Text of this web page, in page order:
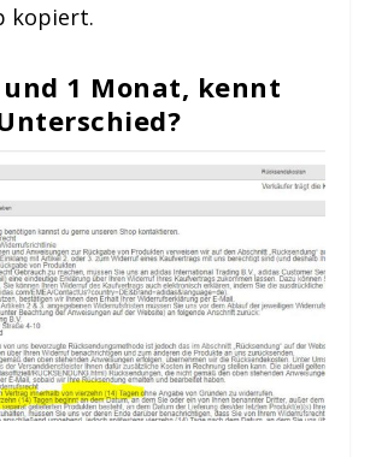
kopiert.
und 1 Monat, kennt